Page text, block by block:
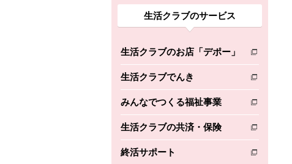
生活クラブのサービス
生活クラブのお店「デポー」
別のウィンドウで開きます。
生活クラブでんき
別のウィンドウで開きます。
みんなでつくる福祉事業
別のウィンドウで開きます。
生活クラブの共済・保険
別のウィンドウで開きます。
終活サポート
別のウィンドウで開きます。